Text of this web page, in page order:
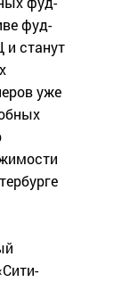
фуд-
и станут
уже